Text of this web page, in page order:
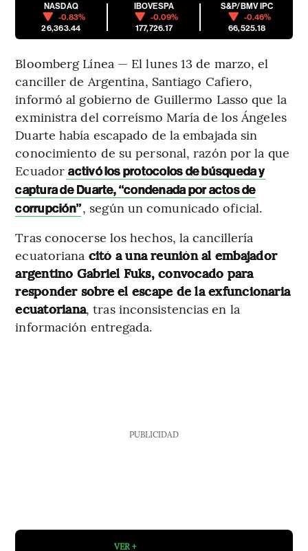
NASDAQ
-0.83%
26,363.44
IBOVESPA
-0.09%
177,726.17
S&P/BMV IPC
-0.46%
66,525.18
Bloomberg Línea — El lunes 13 de marzo, el
canciller de Argentina, Santiago Cafiero,
informó al gobierno de Guillermo Lasso que la
exministra del correísmo María de los Ángeles
Duarte había escapado de la embajada sin
conocimiento de su personal, razón por la que
Ecuador activó los protocolos de búsqueda y
captura de Duarte, “condenada por actos de
corrupción”, según un comunicado oficial.
Tras conocerse los hechos, la cancillería
ecuatoriana citó a una reunión al embajador
argentino Gabriel Fuks, convocado para
responder sobre el escape de la exfuncionaria
ecuatoriana, tras inconsistencias en la
información entregada.
PUBLICIDAD
VER +